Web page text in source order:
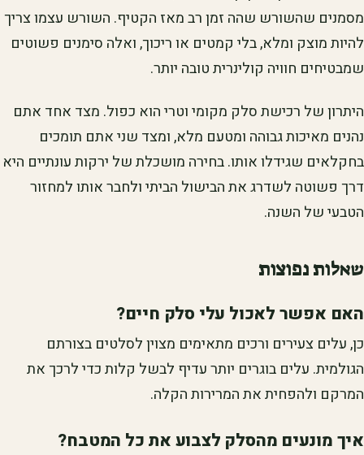
מסמנים שהשורש שהה זמן רב מאז הקטיף. השורש עצמו צריך
להיות מוצק ומלא, בלי קמטים או ריכוך, ואלה סימנים פשוטים
שמבטיחים חוויה קולינרית טובה יותר.
היתרון של רכישת סלק מקומי וטרי הוא כפול. מצד אחד אתם
נהנים מאיכות גבוהה ומטעם מלא, ומצד שני אתם תומכים
בחקלאים שגידלו אותו. בחירה מושכלת של ירקות עונתיים היא
דרך פשוטה לשדרג את הבישול הביתי ולחבר אותו למחזור
הטבעי של השנה.
שאלות נפוצות
האם אפשר לאכול עלי סלק חיים?
כן, עלים צעירים ורכים מתאימים מצוין לסלטים בצורתם
הגולמית. עלים בוגרים יותר עדיף לבשל קלות כדי לרכך את
המרקם ולהפחית את המרירות הקלה.
איך מונעים מהסלק לצבוע את כל המטבח?